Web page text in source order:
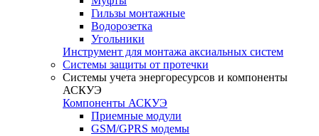
Гильзы монтажные
Водорозетка
Угольники
Инструмент для монтажа аксиальных систем
Системы защиты от протечки
Системы учета энергоресурсов и компоненты
АСКУЭ
Компоненты АСКУЭ
Приемные модули
GSM/GPRS модемы